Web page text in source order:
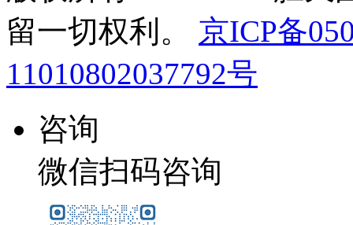
留一切权利。
京ICP备
11010802037792号
咨询
微信扫码咨询